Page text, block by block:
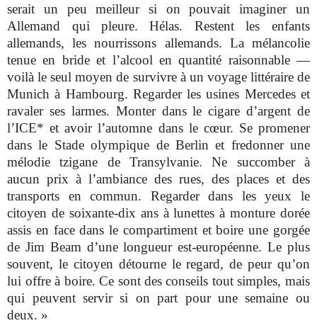
serait un peu meilleur si on pouvait imaginer un
Allemand qui pleure. Hélas. Restent les enfants
allemands, les nourrissons allemands. La mélancolie
tenue en bride et l’alcool en quantité raisonnable —
voilà le seul moyen de survivre à un voyage littéraire de
Munich à Hambourg. Regarder les usines Mercedes et
ravaler ses larmes. Monter dans le cigare d’argent de
l’ICE* et avoir l’automne dans le cœur. Se promener
dans le Stade olympique de Berlin et fredonner une
mélodie tzigane de Transylvanie. Ne succomber à
aucun prix à l’ambiance des rues, des places et des
transports en commun. Regarder dans les yeux le
citoyen de soixante-dix ans à lunettes à monture dorée
assis en face dans le compartiment et boire une gorgée
de Jim Beam d’une longueur est-européenne. Le plus
souvent, le citoyen détourne le regard, de peur qu’on
lui offre à boire. Ce sont des conseils tout simples, mais
qui peuvent servir si on part pour une semaine ou
deux. »